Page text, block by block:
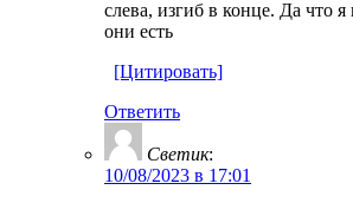
слева, изгиб в конце. Да что
они есть
[Цитировать]
Ответить
Светик:
10/08/2023 в 17:01